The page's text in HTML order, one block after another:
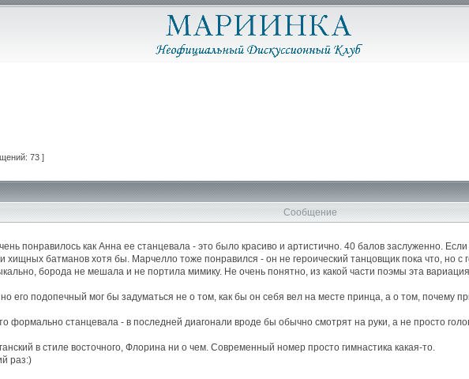
73 ]
Сообщение
понравилось как Анна ее станцевала - это было красиво и артистично. 40 балов заслуженно.
хищных батманов хотя бы. Марчелло тоже понравился - он не героический танцовщик пока что, но с
борода не мешала и не портила мимику. Не очень понятно, из какой части поэмы эта
его подопечный мог бы задуматься не о том, как бы он себя вел на месте принца, а о том, почему
формально станцевала - в последней диагонали вроде бы обычно смотрят на руки, а не просто
в стиле восточного, Флорина ни о чем. Современный номер просто гимнастика какая-то.
раз:)